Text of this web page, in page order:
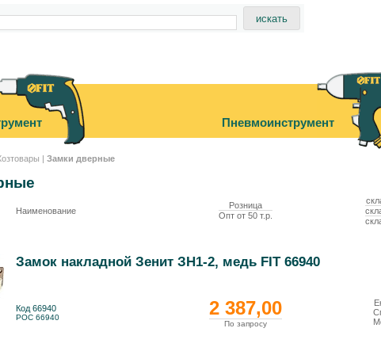
Пневмоинструмент
| Замки дверные
Наименование
Розница
Опт от 50 т.р.
Замок накладной Зенит ЗН1-2, медь FIT 66940
Код 66940
РОС 66940 2 387,00
По запросу